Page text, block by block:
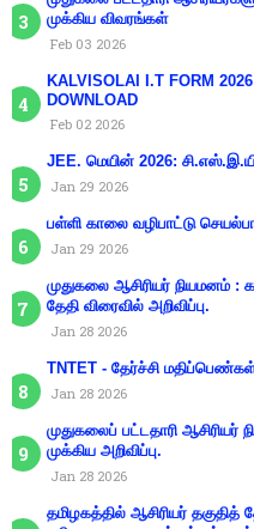
முக்கிய விவரங்கள்
Feb 03 2026
KALVISOLAI I.T FORM
DOWNLOAD
Feb 02 2026
JEE. மெயின் 2026:
Jan 29 2026
பள்ளி காலை வழிபாட்டு
Jan 29 2026
முதுகலை ஆசிரியர் நியமனம் :
தேதி விரைவில் அறிவிப்பு.
Jan 28 2026
TNTET - தேர்ச்சி மதிப்பெண்கள்
Jan 28 2026
முதுகலைப் பட்டதாரி
முக்கிய அறிவிப்பு.
Jan 28 2026
தமிழகத்தில் ஆசிரியர் தகுதித்